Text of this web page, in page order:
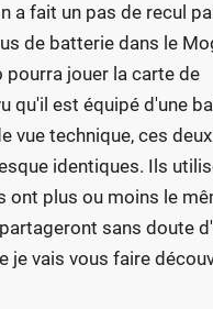
a fait un pas de recul
de batterie dans le
pourra jouer la carte de
qu'il est équipé d'une
vue technique, ces deux
identiques. Ils
ont plus ou moins le
sans doute
je vais vous faire